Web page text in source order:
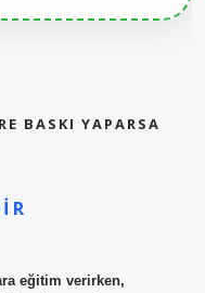
BASKI YAPARSA
eğitim verirken,